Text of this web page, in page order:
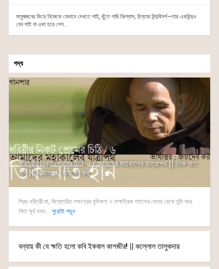
মানুষজনের ভিড়ে নিজেকে যেভাবে দেখতে পাই, ছুঁতে পারি নিঃশ্বাস, চিন্তার বিন্দুবিসর্গ—তার একবিন্দুও
যেন পাই না একা হয়ে গেল...
গদ্য
ধরিত্রীর নিকট প্রেমের চিঠি-৬ / আমাদের মহাকালের যাত্রাপথ || তিক নাত
হান || ভাষান্তর : জয়দেব কর
প্রিয় ধরিত্রী মা, বিস্ফোরিত নক্ষত্রের ধূলিকণা ও নাক্ষত্রিক গ্যাসের ভেতর থেকে তুমি আর
পিতা সূর্য যখন...
পুরোটা পড়ুন
বন্যায় কী যে ক্ষতি হলো কবি ইকবাল কাগজীর! || কল্লোল তালুকদার